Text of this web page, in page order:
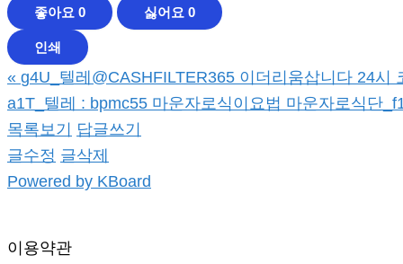
좋아요 0 싫어요 0
인쇄
« g4U_텔레@CASHFILTER365 이더리움삽니다 24시
a1T_텔레 : bpmc55 마운자로식이요법 마운자로식단
목록보기 답글쓰기
글수정 글삭제
Powered by KBoard
이용약관